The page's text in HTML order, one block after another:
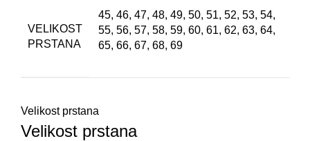
VELIKOST
PRSTANA
45, 46, 47, 48, 49, 50, 51, 52, 53, 54,
55, 56, 57, 58, 59, 60, 61, 62, 63, 64,
65, 66, 67, 68, 69
Velikost prstana
Velikost prstana